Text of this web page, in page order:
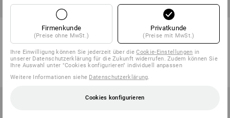
Nitril-Handschuhe evertouch
allseasons
2 Farben
ab 4,19 €
Nitril-Handschuhe Flexible
2 Farben
ab 2,39 €
Firmenkunde
(Preise ohne MwSt.)
Privatkunde
(Preise mit MwSt.)
Ihre Einwilligung können Sie jederzeit über dieCookie-Einstellungen in
unserer Datenschutzerklärung für die Zukunft widerrufen. Zudem können Sie
Ihre Auswahl unter "Cookies konfigurieren" individuell anpassen
Weitere Informationen siehe Datenschutzerklärung.
Cookies konfigurieren